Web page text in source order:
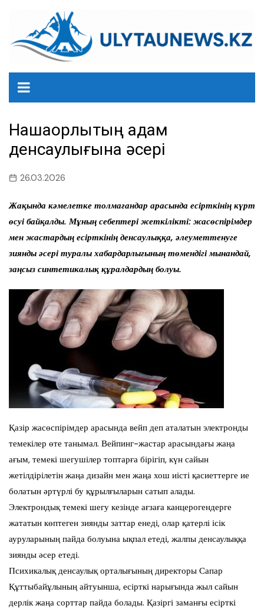
содержанию
Нашақорлықтың адам
денсаулығына әсері
26.03.2026
Жақында кәмелетке толмағандар арасында есірткінің күрт
өсуі байқалды. Мұның себептері жеткілікті: жасөспірімдер
мен жастардың есірткінің денсаулыққа, әлеуметтенуге
зиянды әсері туралы хабардарлығының төмендігі мынандай,
заңсыз синтетикалық құралдардың болуы.
Қазір жасөспірімдер арасында вейп деп аталатын электронды
темекілер өте танымал. Вейпинг-жастар арасындағы жаңа
ағым, темекі шегушілер топтарға бірігіп, күн сайын
жетілдірілетін жаңа дизайн мен жаңа хош иісті қасиеттерге ие
болатын әртүрлі бу құрылғыларын сатып алады.
Электрондық темекі шегу кезінде ағзаға канцерогендерге
жататын көптеген зиянды заттар енеді, олар қатерлі ісік
ауруларының пайда болуына ықпал етеді, жалпы денсаулыққа
зиянды әсер етеді.
Психикалық денсаулық орталығының директоры Сапар
Құттыбайұлының айтуынша, есірткі нарығында жыл сайын
дерлік жаңа сорттар пайда болады. Қазіргі заманғы есірткі